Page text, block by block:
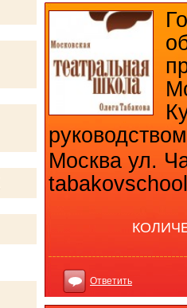
Москва ул.
Ответить